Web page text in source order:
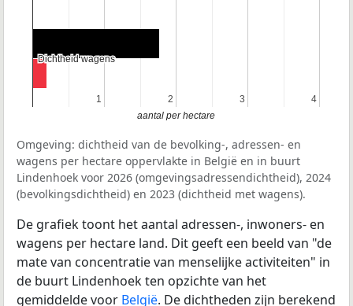
1
1 2
2 3
3 4
4
Dichtheid wagens
Dichtheid wagens
aantal per hectare
Omgeving: dichtheid van de bevolking-, adressen- en
wagens per hectare oppervlakte in België en in buurt
Lindenhoek voor 2026 (omgevingsadressendichtheid), 2024
(bevolkingsdichtheid) en 2023 (dichtheid met wagens).
De grafiek toont het aantal adressen-, inwoners- en
wagens per hectare land. Dit geeft een beeld van "de
mate van concentratie van menselijke activiteiten" in
de buurt Lindenhoek ten opzichte van het
gemiddelde voor België. De dichtheden zijn berekend